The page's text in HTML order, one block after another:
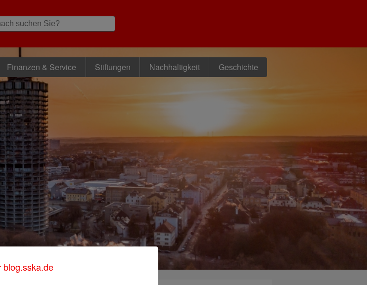
Finanzen & Service Stiftungen Nachhaltigkeit Geschichte
blog.sska.de